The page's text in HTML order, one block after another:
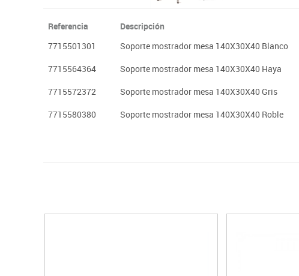
Referencia Descripción
7715501301
Soporte mostrador mesa 140X30X40 Blanco
7715564364
Soporte mostrador mesa 140X30X40 Haya
7715572372
Soporte mostrador mesa 140X30X40 Gris
7715580380
Soporte mostrador mesa 140X30X40 Roble